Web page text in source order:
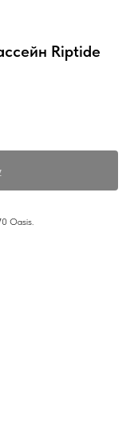
Riptide
Oasis.